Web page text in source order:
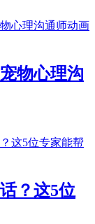
物心理沟
？这5位